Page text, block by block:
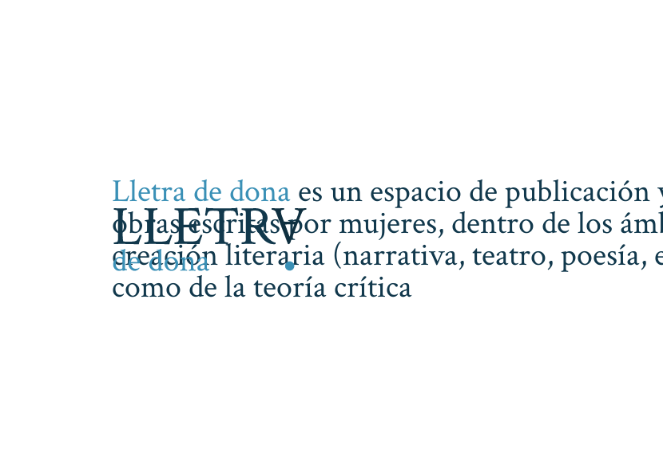
Lletra de donaes un espacio de publicación
obras escritas por mujeres, dentro de los
creación literaria (narrativa, teatro, poesía,
como de la teoría crítica